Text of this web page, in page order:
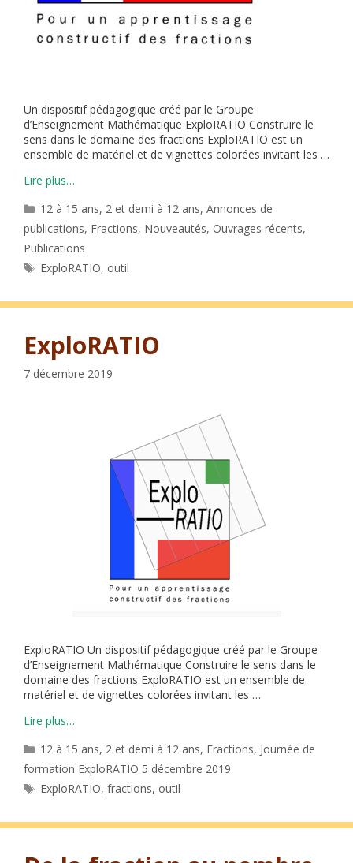
Un dispositif pédagogique créé par le Groupe
d’Enseignement Mathématique ExploRATIO Construire le
sens dans le domaine des fractions ExploRATIO est un
ensemble de matériel et de vignettes colorées invitant les …
Lire plus…
Catégories
12 à 15 ans, 2 et demi à 12 ans,Annonces de
publications, Fractions, Nouveautés, Ouvrages récents,
Publications
Étiquettes
ExploRATIO, outil
ExploRATIO
7 décembre 2019
ExploRATIO Un dispositif pédagogique créé par le Groupe
d’Enseignement Mathématique Construire le sens dans le
domaine des fractions ExploRATIO est un ensemble de
matériel et de vignettes colorées invitant les …
Lire plus…
Catégories
12 à 15 ans, 2 et demi à 12 ans, Fractions, Journée de
formation ExploRATIO 5 décembre 2019
Étiquettes
ExploRATIO,fractions, outil